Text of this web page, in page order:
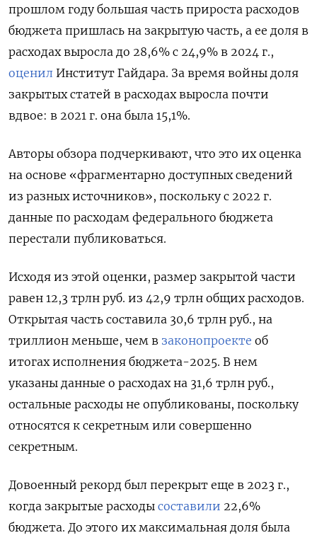
прошлом году большая часть прироста расходов
бюджета пришлась на закрытую часть, а ее доля в
расходах выросла до 28,6% с 24,9% в 2024 г.,
оценил Институт Гайдара. За время войны доля
закрытых статей в расходах выросла почти
вдвое: в 2021 г. она была 15,1%.
Авторы обзора подчеркивают, что это их оценка
на основе «фрагментарно доступных сведений
из разных источников», поскольку с 2022 г.
данные по расходам федерального бюджета
перестали публиковаться.
Исходя из этой оценки, размер закрытой части
равен 12,3 трлн руб. из 42,9 трлн общих расходов.
Открытая часть составила 30,6 трлн руб., на
триллион меньше, чем в законопроекте об
итогах исполнения бюджета-2025. В нем
указаны данные о расходах на 31,6 трлн руб.,
остальные расходы не опубликованы, поскольку
относятся к секретным или совершенно
секретным.
Довоенный рекорд был перекрыт еще в 2023 г.,
когда закрытые расходы составили 22,6%
бюджета. До этого их максимальная доля была